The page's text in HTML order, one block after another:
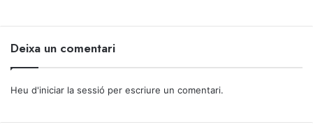
Deixa un comentari
Heu d'iniciar la sessió per escriure un comentari.